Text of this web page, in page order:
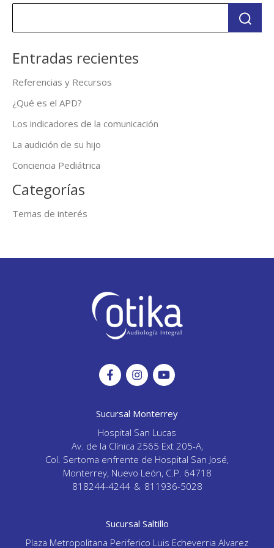
Entradas recientes
Referencias y Recursos
¿Qué es el APD?
Los indicadores de la comunicación
La audición de su hijo
Conciencia Pediátrica
Categorías
Temas de interés
Sucursal Monterrey
Hospital San Lucas
Av. de la Clínica 2565 Ext 205-A,
Col. Sertoma enfrente de Hospital San José,
Monterrey, Nuevo León, C.P. 64718
818244-4244 & 811936-5028
Sucursal Saltillo
Plaza Metropolitana Periferico Luis Echeverria Alvarez